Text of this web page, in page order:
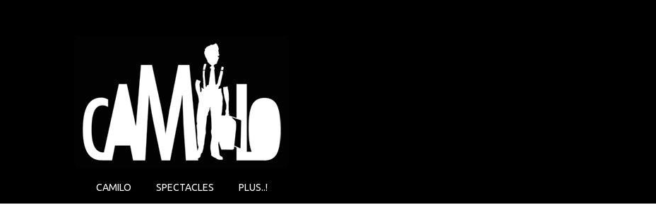
CAMILO SPECTACLES PLUS..!